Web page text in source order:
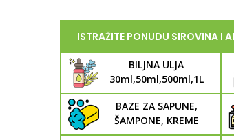
ISTRAŽITE PONUDU SIROVINA I
BILJNA ULJA
30ml,50ml,500ml,1L
BAZE ZA SAPUNE,
ŠAMPONE, KREME